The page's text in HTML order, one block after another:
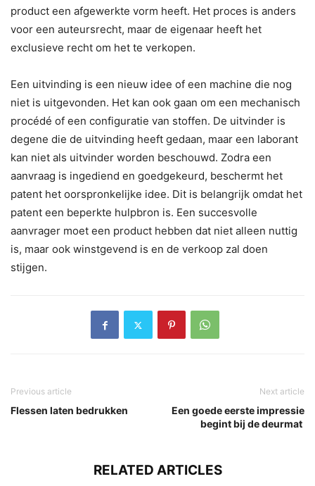
product een afgewerkte vorm heeft. Het proces is anders
voor een auteursrecht, maar de eigenaar heeft het
exclusieve recht om het te verkopen.
Een uitvinding is een nieuw idee of een machine die nog
niet is uitgevonden. Het kan ook gaan om een mechanisch
procédé of een configuratie van stoffen. De uitvinder is
degene die de uitvinding heeft gedaan, maar een laborant
kan niet als uitvinder worden beschouwd. Zodra een
aanvraag is ingediend en goedgekeurd, beschermt het
patent het oorspronkelijke idee. Dit is belangrijk omdat het
patent een beperkte hulpbron is. Een succesvolle
aanvrager moet een product hebben dat niet alleen nuttig
is, maar ook winstgevend is en de verkoop zal doen
stijgen.
Previous article
Flessen laten bedrukken
Next article
Een goede eerste impressie
begint bij de deurmat
RELATED ARTICLES